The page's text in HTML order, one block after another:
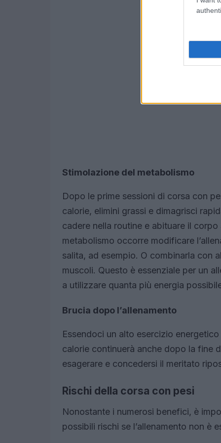
Stimolazione del metabolismo
Dopo le prime sessioni di corsa con
calorie, elimini grassi e dimagrisci
cadere nella routine e abituare il
metabolismo occorre modificare
salita, ad esempio. O combinarla con
muscoli. Questo è essenziale per un
a utilizzare quanta più energia
Brucia dopo l’allenamento
Essendoci un alto esercizio
calorie continuerà anche dopo la fine
esagerare e concedersi il meritato
Rischi della corsa con pesi
Nonostante i numerosi benefici, è
possibili rischi se l’allenamento non è